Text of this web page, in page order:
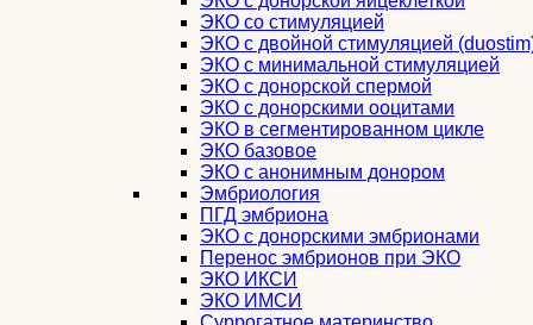
ЭКО со стимуляцией
ЭКО с двойной стимуляцией
ЭКО с минимальной стимуляцией
ЭКО с донорской спермой
ЭКО с донорскими ооцитами
ЭКО в сегментированном цикле
ЭКО базовое
ЭКО с анонимным донором
Эмбриология
ПГД эмбриона
ЭКО с донорскими эмбрионами
Перенос эмбрионов при ЭКО
ЭКО ИКСИ
ЭКО ИМСИ